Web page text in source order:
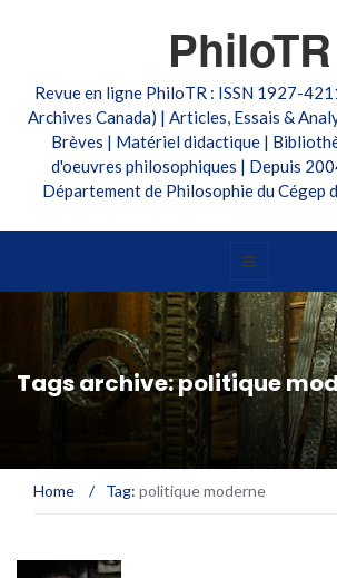
PhiloTR
Revue en ligne PhiloTR : ISSN 1927-
Archives Canada) | Articles, Essais &
Brèves | Matériel didactique |
d'oeuvres philosophiques | Depuis
Département de Philosophie du Cégep
Tags archive: politique
Home / Tag: politique moderne